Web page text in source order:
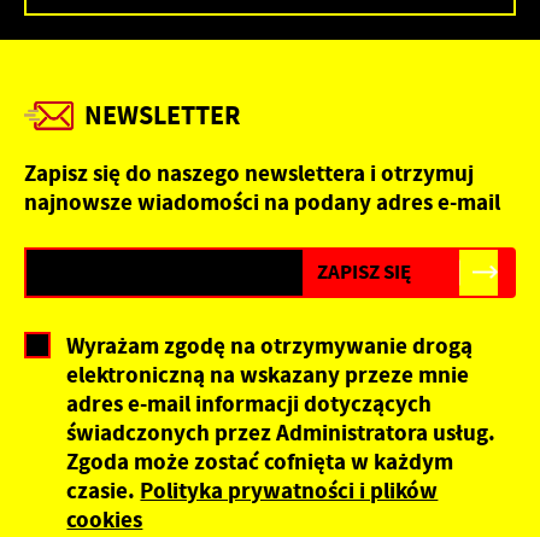
NEWSLETTER
Zapisz się do naszego newslettera i otrzymuj
najnowsze wiadomości na podany adres e-mail
Wyrażam zgodę na otrzymywanie drogą
elektroniczną na wskazany przeze mnie
adres e-mail informacji dotyczących
świadczonych przez Administratora usług.
Zgoda może zostać cofnięta w każdym
czasie. Polityka prywatności i plików
cookies